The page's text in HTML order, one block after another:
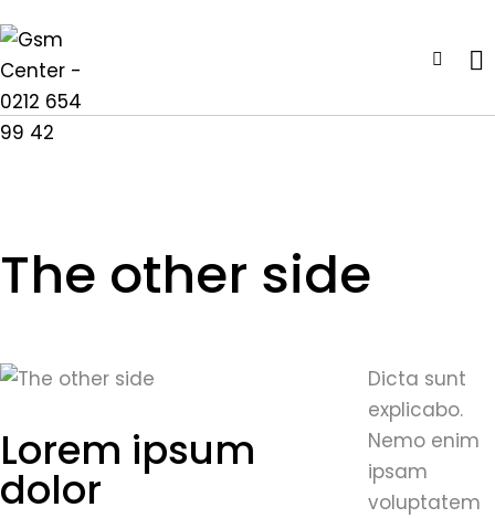
The other side
Lorem ipsum
dolor
Dicta sunt
explicabo.
Nemo enim
ipsam
voluptatem